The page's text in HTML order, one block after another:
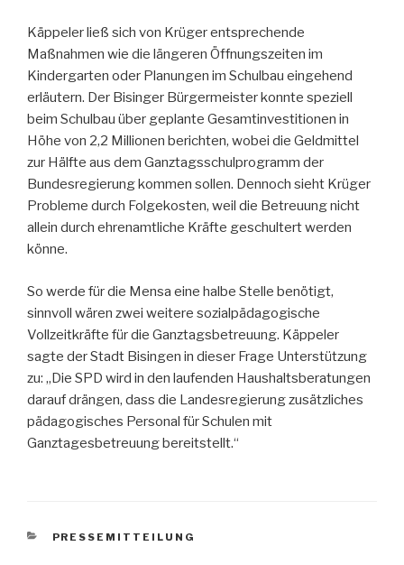
Käppeler ließ sich von Krüger entsprechende
Maßnahmen wie die längeren Öffnungszeiten im
Kindergarten oder Planungen im Schulbau eingehend
erläutern. Der Bisinger Bürgermeister konnte speziell
beim Schulbau über geplante Gesamtinvestitionen in
Höhe von 2,2 Millionen berichten, wobei die Geldmittel
zur Hälfte aus dem Ganztagsschulprogramm der
Bundesregierung kommen sollen. Dennoch sieht Krüger
Probleme durch Folgekosten, weil die Betreuung nicht
allein durch ehrenamtliche Kräfte geschultert werden
könne.
So werde für die Mensa eine halbe Stelle benötigt,
sinnvoll wären zwei weitere sozialpädagogische
Vollzeitkräfte für die Ganztagsbetreuung. Käppeler
sagte der Stadt Bisingen in dieser Frage Unterstützung
zu: „Die SPD wird in den laufenden Haushaltsberatungen
darauf drängen, dass die Landesregierung zusätzliches
pädagogisches Personal für Schulen mit
Ganztagesbetreuung bereitstellt.“
KATEGORIEN
PRESSEMITTEILUNG